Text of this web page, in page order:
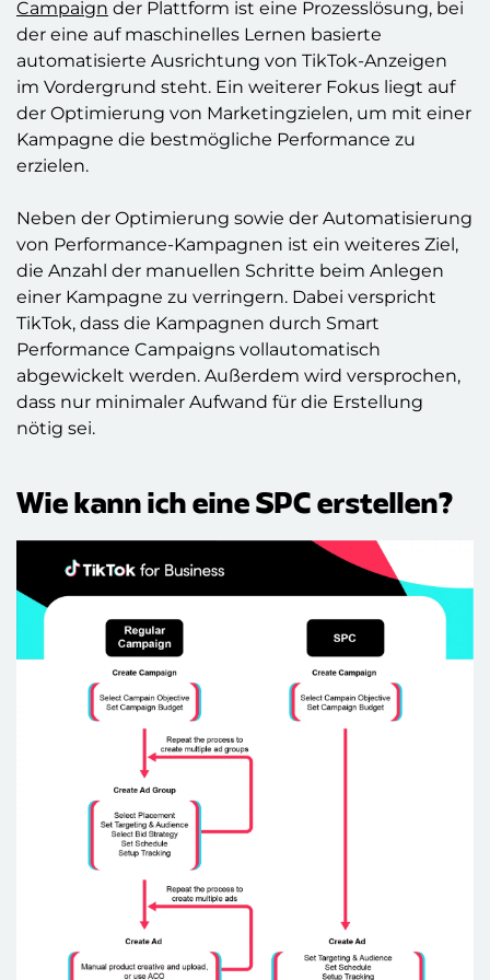
Campaign der Plattform ist eine Prozesslösung, bei
der eine auf maschinelles Lernen basierte
automatisierte Ausrichtung von TikTok-Anzeigen
im Vordergrund steht. Ein weiterer Fokus liegt auf
der Optimierung von Marketingzielen, um mit einer
Kampagne die bestmögliche Performance zu
erzielen.
Neben der Optimierung sowie der Automatisierung
von Performance-Kampagnen ist ein weiteres Ziel,
die Anzahl der manuellen Schritte beim Anlegen
einer Kampagne zu verringern. Dabei verspricht
TikTok, dass die Kampagnen durch Smart
Performance Campaigns vollautomatisch
abgewickelt werden. Außerdem wird versprochen,
dass nur minimaler Aufwand für die Erstellung
nötig sei.
Wie kann ich eine SPC erstellen?